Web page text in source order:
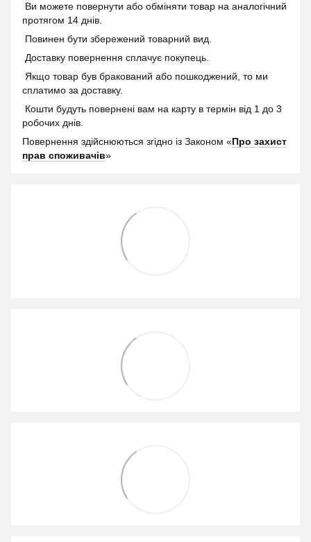
Ви можете повернути або обміняти товар на аналогічний
протягом 14 днів.
Повинен бути збережений товарний вид.
Доставку повернення сплачує покупець.
Якщо товар був бракований або пошкоджений, то ми
сплатимо за доставку.
Кошти будуть повернені вам на карту в термін від 1 до 3
робочих днів.
Повернення здійснюються згідно із Законом «Про захист
прав споживачів»